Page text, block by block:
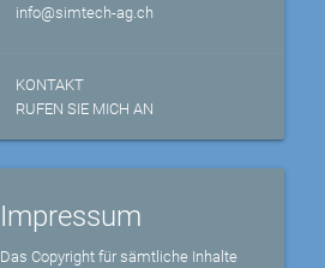
info@simtech-ag.ch
KONTAKT
RUFEN SIE MICH AN
Impressum
Das Copyright für sämtliche Inhalte